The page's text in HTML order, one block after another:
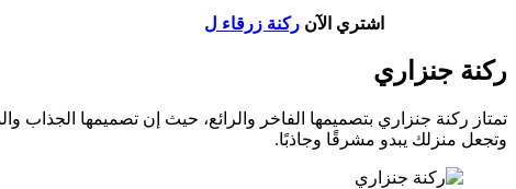
اشتري الآن ركنة زرقاء ل
ركنة جنزاري
تمتاز ركنة جنزاري بتصميمها الفاخر والرائع، حيث إن تصميمها الجذاب
وتجعل منزلك يبدو مشرقًا وجاذبًا.